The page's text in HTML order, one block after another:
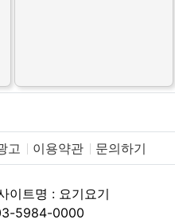
고 이용약관 문의하기
이트명 : 요기요기
5984-0000